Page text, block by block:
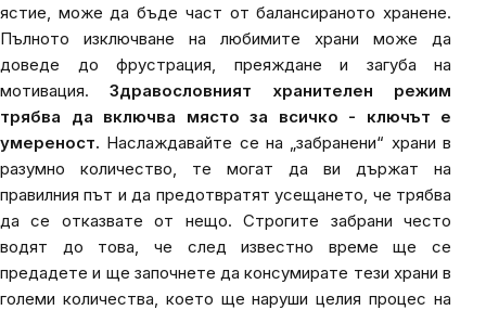
ястие, може да бъде част от балансираното хранене.
Пълното изключване на любимите храни може да
доведе до фрустрация, преяждане и загуба на
мотивация. Здравословният хранителен режим
трябва да включва място за всичко - ключът е
умереност. Наслаждавайте се на „забранени“ храни в
разумно количество, те могат да ви държат на
правилния път и да предотвратят усещането, че трябва
да се отказвате от нещо. Строгите забрани често
водят до това, че след известно време ще се
предадете и ще започнете да консумирате тези храни в
големи количества, което ще наруши целия процес на